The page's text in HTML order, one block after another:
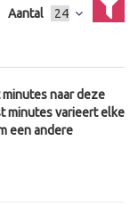
Aantal
naar deze
minutes varieert elke
een andere